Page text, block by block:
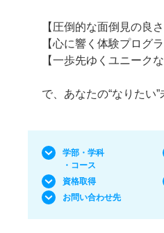
【圧倒的な面倒見の良さ
【心に響く体験プログラ
【一歩先ゆくユニークな
で、あなたの“なりたい
学部・学科
・コース
資格取得
お問い合わせ先